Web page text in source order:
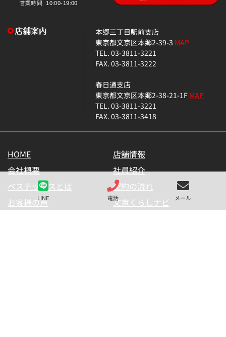
LINE 電話 メール
本郷三丁目駅前支店
東京都文京区本郷2-39-3 MAP
TEL. 03-3811-3221
FAX. 03-3811-3222
春日通支店
東京都文京区本郷2-38-21-1FMAP
TEL. 03-3811-3221
FAX. 03-3811-3418
HOME
店舗情報
会社概要
社員紹介
ベステックスとは
契約の流れ
お客様の声
文京くらしナビ